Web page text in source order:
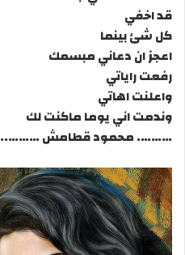
قد اخفي
كل شئ بينما
اعجز ان دعاني مبسمك
رفعت راياتي
واعلنت اهاتي
وندمت اني يوما ماكنت لك
………. محمود قطامش ………..